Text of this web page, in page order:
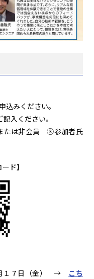
込みください。
入ください。
たは非会員 ③参加者氏
ド】
月１７日（金） → こち